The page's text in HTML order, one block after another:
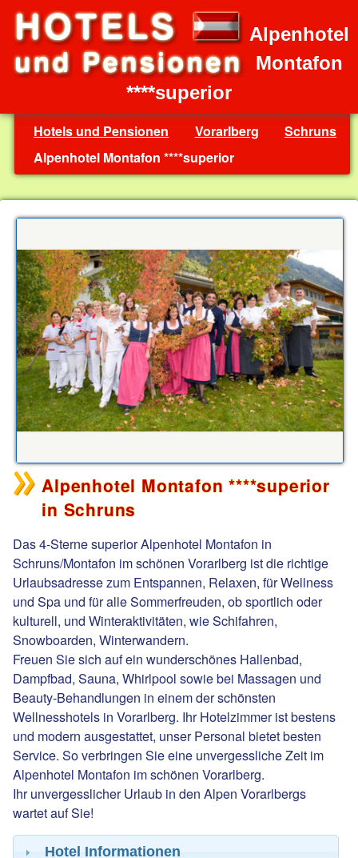
Alpenhotel
Montafon
****superior
Hotels und Pensionen Vorarlberg
Schruns
Alpenhotel Montafon ****superior
Alpenhotel Montafon ****superior
in Schruns
Das 4-Sterne superior Alpenhotel Montafon in
Schruns/Montafon im schönen Vorarlberg ist die richtige
Urlaubsadresse zum Entspannen, Relaxen, für Wellness
und Spa und für alle Sommerfreuden, ob sportlich oder
kulturell, und Winteraktivitäten, wie Schifahren,
Snowboarden, Winterwandern.
Freuen Sie sich auf ein wunderschönes Hallenbad,
Dampfbad, Sauna, Whirlpool sowie bei Massagen und
Beauty-Behandlungen in einem der schönsten
Wellnesshotels in Vorarlberg. Ihr Hotelzimmer ist bestens
und modern ausgestattet, unser Personal bietet besten
Service. So verbringen Sie eine unvergessliche Zeit im
Alpenhotel Montafon im schönen Vorarlberg.
Ihr unvergesslicher Urlaub in den Alpen Vorarlbergs
wartet auf Sie!
Hotel Informationen